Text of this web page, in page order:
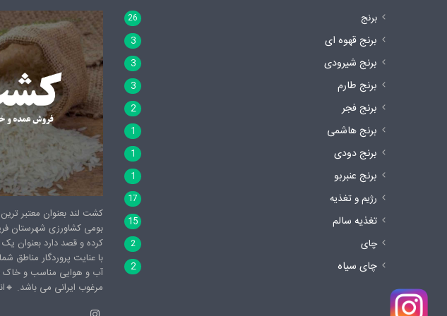
برنج 26
برنج قهوه ای 3
برنج شیرودی 3
برنج طارم 3
برنج فجر 2
برنج هاشمی 1
برنج دودی 1
برنج عنبربو 1
رژیم و تغذیه 17
تغذیه سالم 15
چای 2
چای سیاه 2
کشت لند بعنوان معتبر
بومی کشاورزی شهرستان
کرده و قصد دارد بعنوان
با عنایت پروردگار مناطق
آب و هوایی مناسب و خاک
مرغوب ایرانی می باشد.